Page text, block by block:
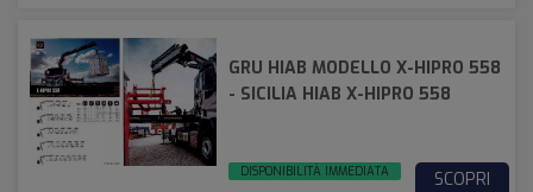
GRU HIAB MODELLO X-HIPRO 558
- SICILIA HIAB X-HIPRO 558
DISPONIBILITÀ IMMEDIATA SCOPRI